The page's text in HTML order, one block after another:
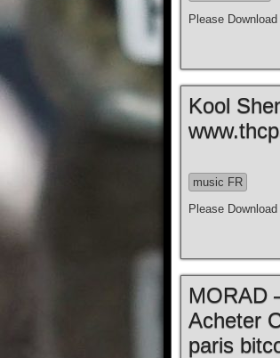
Please
Kool
music FR
Please
MORAD
Acheter
paris